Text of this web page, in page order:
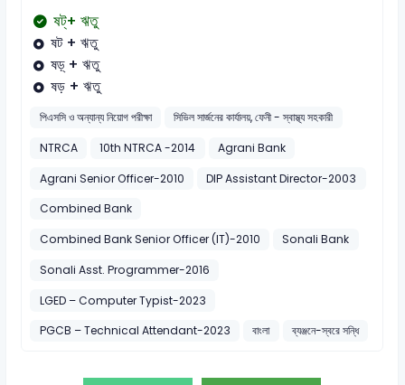
ষট্+ ঋতু
ষট + ঋতু
ষড়্ + ঋতু
ষড় + ঋতু
পিএসসি ও অন্যান্য নিয়োগ পরীক্ষা
সিভিল সার্জনের কার্যালয়, ফেনী - স্বাস্থ্য সহকারী
NTRCA
10th NTRCA -2014
Agrani Bank
Agrani Senior Officer-2010
DIP Assistant Director-2003
Combined Bank
Combined Bank Senior Officer (IT)-2010
Sonali Bank
Sonali Asst. Programmer-2016
LGED – Computer Typist-2023
PGCB – Technical Attendant-2023
বাংলা ব্যঞ্জনে-স্বরে সন্ধি